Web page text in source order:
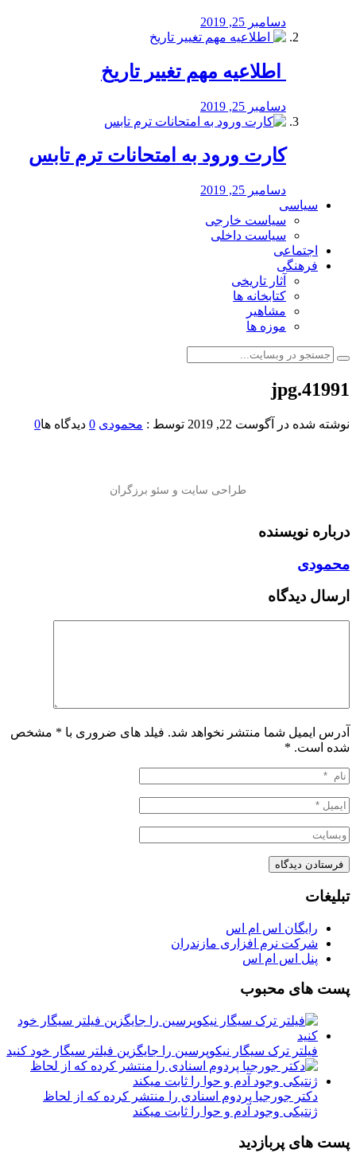
دسامبر 25, 2019
️ اطلاعیه مهم تغییر تاریخ
دسامبر 25, 2019
کارت ورود به امتحانات ترم تابس
دسامبر 25, 2019
سیاسی
سیاست خارجی
سیاست داخلی
اجتماعی
فرهنگی
آثار تاریخی
کتابخانه ها
مشاهیر
موزه ها
41991.jpg
نوشته شده در آگوست 22, 2019 توسط : محمودی 0 دیدگاه ها0
درباره نویسنده
محمودی
ارسال دیدگاه
آدرس ایمیل شما منتشر نخواهد شد. فیلد های ضروری با * مشخص
شده است. *
تبلیغات
رایگان اس ام اس
شرکت نرم افزاری مازندران
پنل اس ام اس
پست های محبوب
فیلتر ترک سیگار نیکوپرسین را جایگزین فیلتر سیگار خود کنید
دکتر جورجیا پردوم اسنادی را منتشر کرده که از لحاظ
ژنتیکی وجود آدم و حوا را ثابت میکند
پست های پربازدید